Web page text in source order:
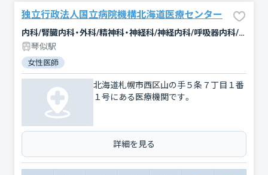
独立行政法人国立病院機構北海道医療センター
内科/腎臓内科・外科/精神科・神経科/神経内科/呼吸器内科/消化器科/循環器科/アレルギー科/リウマチ科/血液内科/小児科/外科/整形外科/脳神経外科/呼吸器外科/心臓血管外科/小児外科/皮膚科/形成外科/泌尿器科/婦人科/眼科/耳鼻咽喉科/リハビリテーション/放射線科/麻酔科/救急科/総合診療科/臨床検査・病理診断/歯科/緩和ケア
琴似駅
女性医師
北海道札幌市西区山の手５条７丁目１番
１号にある医療機関です。
詳細を見る